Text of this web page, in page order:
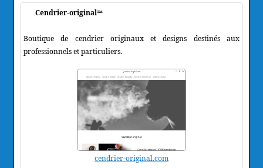
Cendrier-original™
Boutique de cendrier originaux et designs destinés aux
professionnels et particuliers.
cendrier-original.com